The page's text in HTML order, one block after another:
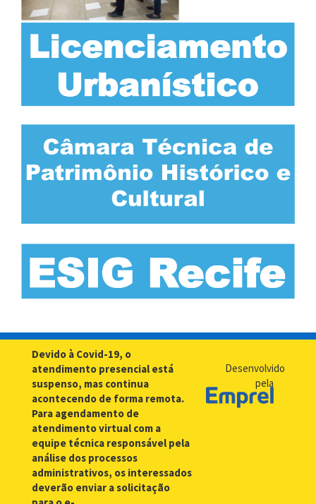
Devido à Covid-19, o
atendimento presencial está
suspenso, mas continua
acontecendo de forma remota.
Para agendamento de
atendimento virtual com a
equipe técnica responsável pela
análise dos processos
administrativos, os interessados
deverão enviar a solicitação
Desenvolvido
pela